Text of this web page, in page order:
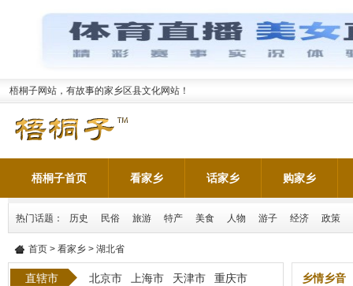
梧桐子网站，有故事的家乡区县文化网站！
梧桐子首页 看家乡 话家乡 购家乡
热门话题： 历史 民俗 旅游 特产 美食 人物 游子 经济 政策
首页 > 看家乡 > 湖北省
直辖市 北京市 上海市 天津市 重庆市 乡情乡音